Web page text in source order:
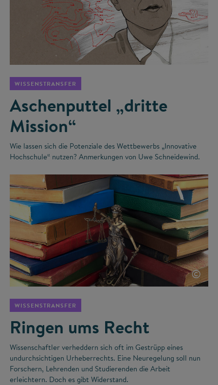
WISSENSTRANSFER
Aschenputtel „dritte
Mission“
Wie lassen sich die Potenziale des Wettbewerbs „Innovative
Hochschule“ nutzen? Anmerkungen von Uwe Schneidewind.
©
WISSENSTRANSFER
Ringen ums Recht
Wissenschaftler verheddern sich oft im Gestrüpp eines
undurchsichtigen Urheberrechts. Eine Neuregelung soll nun
Forschern, Lehrenden und Studierenden die Arbeit
erleichtern. Doch es gibt Widerstand.